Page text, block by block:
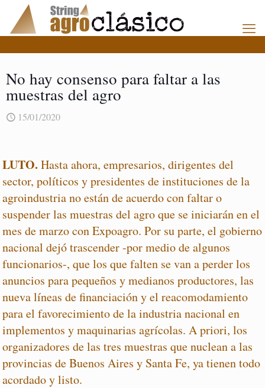
No hay consenso para faltar a las
muestras del agro
15/01/2020
LUTO.Hasta ahora, empresarios, dirigentes del
sector, políticos y presidentes de instituciones de la
agroindustria no están de acuerdo con faltar o
suspender las muestras del agro que se iniciarán en el
mes de marzo con Expoagro. Por su parte, el gobierno
nacional dejó trascender -por medio de algunos
funcionarios-, que los que falten se van a perder los
anuncios para pequeños y medianos productores, las
nueva líneas de financiación y el reacomodamiento
para el favorecimiento de la industria nacional en
implementos y maquinarias agrícolas. A priori, los
organizadores de las tres muestras que nuclean a las
provincias de Buenos Aires y Santa Fe, ya tienen todo
acordado y listo.